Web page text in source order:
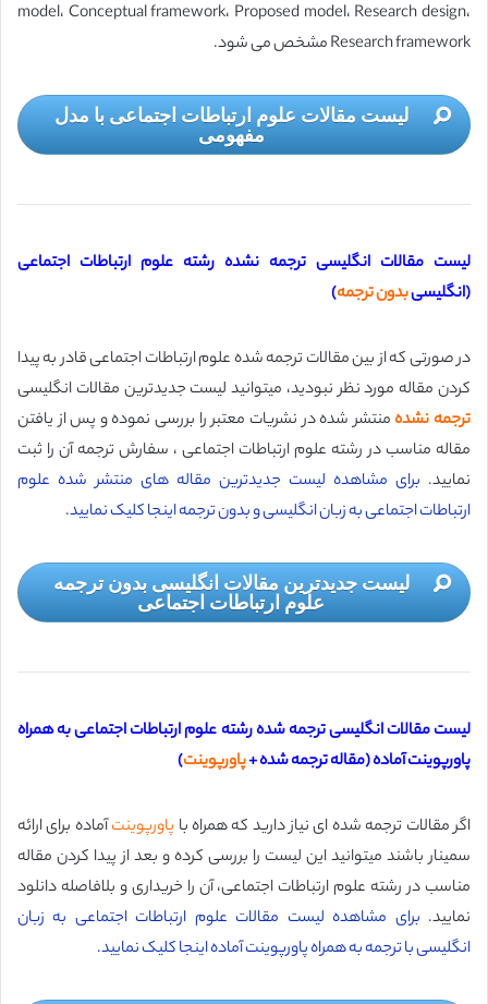
model، Conceptual framework، Proposed model، Research design،
Research framework مشخص می شود.
لیست مقالات علوم ارتباطات اجتماعی با مدل
مفهومی
لیست مقالات انگلیسی ترجمه نشده رشته علوم ارتباطات اجتماعی
(انگلیسیبدون ترجمه)
در صورتی که از بین مقالات ترجمه شده علوم ارتباطات اجتماعی قادر به پیدا
کردن مقاله مورد نظر نبودید، میتوانید لیست جدیدترین مقالات انگلیسی
ترجمه نشدهمنتشر شده در نشریات معتبر را بررسی نموده و پس از یافتن
مقاله مناسب در رشته علوم ارتباطات اجتماعی ، سفارش ترجمه آن را ثبت
نمایید. برای مشاهده لیست جدیدترین مقاله های منتشر شده علوم
ارتباطات اجتماعی به زبان انگلیسی و بدون ترجمه اینجا کلیک نمایید.
لیست جدیدترین مقالات انگلیسی بدون ترجمه
علوم ارتباطات اجتماعی
لیست مقالات انگلیسی ترجمه شده رشته علوم ارتباطات اجتماعی به همراه
پاورپوینت آماده (مقاله ترجمه شده +پاورپوینت)
اگر مقالات ترجمه شده ای نیاز دارید که همراه با پاورپوینتآماده برای ارائه
سمینار باشند میتوانید این لیست را بررسی کرده و بعد از پیدا کردن مقاله
مناسب در رشته علوم ارتباطات اجتماعی، آن را خریداری و بلافاصله دانلود
نمایید. برای مشاهده لیست مقالات علوم ارتباطات اجتماعی به زبان
انگلیسی با ترجمه به همراه پاورپوینت آماده اینجا کلیک نمایید.